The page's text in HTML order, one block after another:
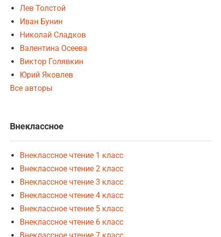
Лев Толстой
Иван Бунин
Николай Сладков
Валентина Осеева
Виктор Голявкин
Юрий Яковлев
Все авторы
Внеклассное
Внеклассное чтение 1 класс
Внеклассное чтение 2 класс
Внеклассное чтение 3 класс
Внеклассное чтение 4 класс
Внеклассное чтение 5 класс
Внеклассное чтение 6 класс